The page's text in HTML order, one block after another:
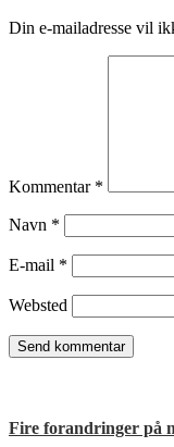
Din e-mailadresse vil
Kommentar *
Navn *
E-mail *
Websted
Fire forandringer på